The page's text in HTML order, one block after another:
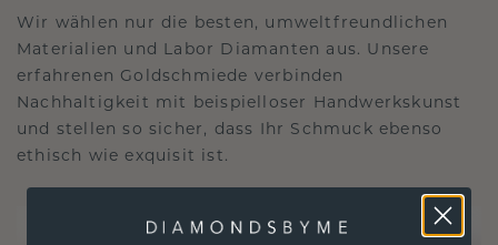
Wir wählen nur die besten, umweltfreundlichen
Materialien und Labor Diamanten aus. Unsere
erfahrenen Goldschmiede verbinden
Nachhaltigkeit mit beispielloser Handwerkskunst
und stellen so sicher, dass Ihr Schmuck ebenso
ethisch wie exquisit ist.